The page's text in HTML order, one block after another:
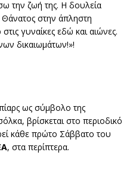
την ζωή της. Η δουλεία
στην άπληστη
γυναίκες εδώ και αιώνες.
δικαιωμάτων!»!
ως σύμβολο της
βρίσκεται στο περιοδικό
κάθε πρώτο Σάββατο του
, στα περίπτερα.